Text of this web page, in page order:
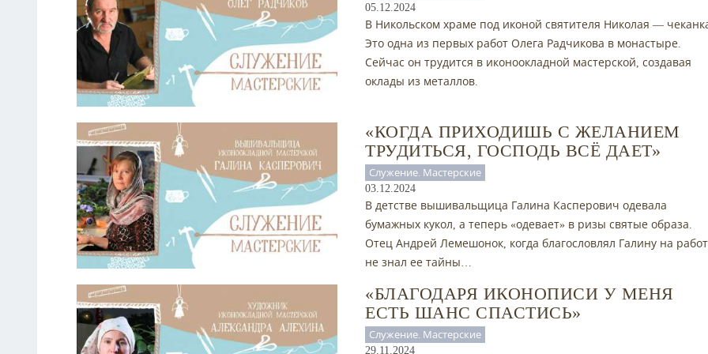
05.12.2024
В Никольском храме под иконой святителя Николая —
Это одна из первых работ Олега Радчикова в монастыре.
Сейчас он трудится в иконоокладной мастерской, создавая
оклады из металлов.
«КОГДА ПРИХОДИШЬ С ЖЕЛАНИЕМ
ТРУДИТЬСЯ, ГОСПОДЬ ВСЁ ДАЕТ»
Служение. Мастерские
03.12.2024
В детстве вышивальщица Галина Касперович одевала
бумажных кукол, а теперь «одевает» в ризы святые образа.
Отец Андрей Лемешонок, когда благословлял Галину на
не знал ее тайны…
«БЛАГОДАРЯ ИКОНОПИСИ У МЕНЯ
ЕСТЬ ШАНС СПАСТИСЬ»
Служение. Мастерские
29.11.2024